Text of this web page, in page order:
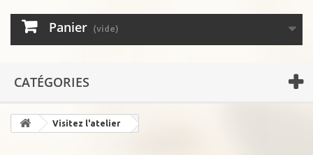
Panier (vide)
CATÉGORIES
Visitez l'atelier